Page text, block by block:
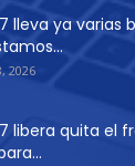
lleva ya varias
2026
libera quita el